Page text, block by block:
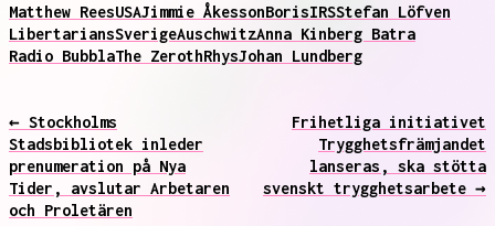
Matthew ReesUSAJimmie ÅkessonBorisIRSStefan Löfven
LibertariansSverigeAuschwitzAnna Kinberg Batra
Radio BubblaThe ZerothRhysJohan Lundberg
← Stockholms
Stadsbibliotek inleder
prenumeration på Nya
Tider, avslutar Arbetaren
och Proletären
Frihetliga initiativet
Trygghetsfrämjandet
lanseras, ska stötta
svenskt trygghetsarbete →